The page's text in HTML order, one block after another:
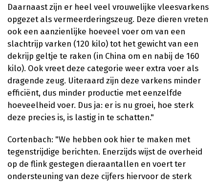
Daarnaast zijn er heel veel vrouwelijke vleesvarkens
opgezet als vermeerderingszeug. Deze dieren vreten
ook een aanzienlijke hoeveel voer om van een
slachtrijp varken (120 kilo) tot het gewicht van een
dekrijp geltje te raken (in China om en nabij de 160
kilo). Ook vreet deze categorie weer extra voer als
dragende zeug. Uiteraard zijn deze varkens minder
efficiënt, dus minder productie met eenzelfde
hoeveelheid voer. Dus ja: er is nu groei, hoe sterk
deze precies is, is lastig in te schatten."
Cortenbach: "We hebben ook hier te maken met
tegenstrijdige berichten. Enerzijds wijst de overheid
op de flink gestegen dieraantallen en voert ter
ondersteuning van deze cijfers hiervoor de sterk